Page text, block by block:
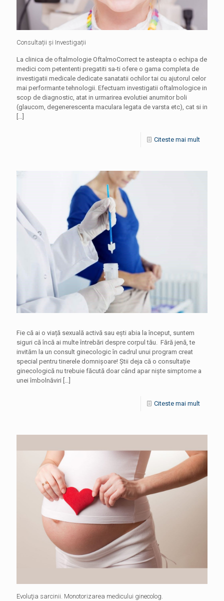
Consultații și Investigații
La clinica de oftalmologie OftalmoCorrect te asteapta o echipa de
medici com petententi pregatiti sa-ti ofere o gama completa de
investigatii medicale dedicate sanatatii ochilor tai cu ajutorul celor
mai performante tehnologii. Efectuam investigatii oftalmologice in
scop de diagnostic, atat in urmarirea evolutiei anumitor boli
(glaucom, degenerescenta maculara legata de varsta etc), cat si in
[…]
Citeste mai mult
Fie că ai o viață sexuală activă sau ești abia la început, suntem
siguri că încă ai multe întrebări despre corpul tău. Fără jenă, te
invităm la un consult ginecologic în cadrul unui program creat
special pentru tinerele domnișoare! Știi deja că o consultație
ginecologică nu trebuie făcută doar când apar niște simptome a
unei îmbolnăviri […]
Citeste mai mult
Evoluţia sarcinii. Monotorizarea medicului ginecolog.